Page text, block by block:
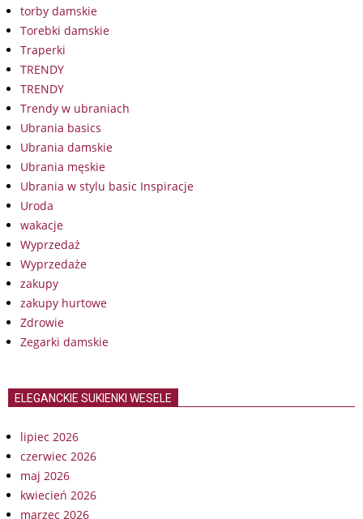
torby damskie
Torebki damskie
Traperki
TRENDY
TRENDY
Trendy w ubraniach
Ubrania basics
Ubrania damskie
Ubrania męskie
Ubrania w stylu basic Inspiracje
Uroda
wakacje
Wyprzedaż
Wyprzedaże
zakupy
zakupy hurtowe
Zdrowie
Zegarki damskie
ELEGANCKIE SUKIENKI WESELE
lipiec 2026
czerwiec 2026
maj 2026
kwiecień 2026
marzec 2026